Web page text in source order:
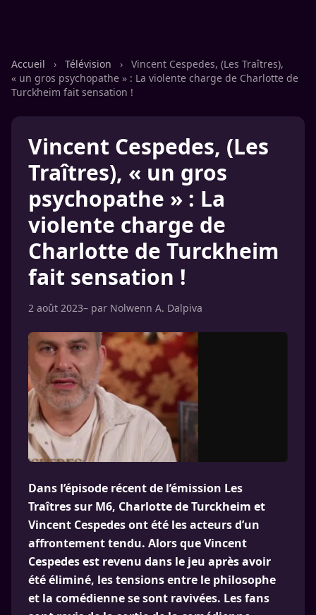
Accueil › Télévision ›
Vincent Cespedes, (Les Traîtres),
« un gros psychopathe » : La violente charge de Charlotte de
Turckheim fait sensation !
Vincent Cespedes, (Les
Traîtres), « un gros
psychopathe » : La
violente charge de
Charlotte de Turckheim
fait sensation !
2 août 2023– par Nolwenn A. Dalpiva
Dans l’épisode récent de l’émission Les
Traîtres sur M6, Charlotte de Turckheim et
Vincent Cespedes ont été les acteurs d’un
affrontement tendu. Alors que Vincent
Cespedes est revenu dans le jeu après avoir
été éliminé, les tensions entre le philosophe
et la comédienne se sont ravivées. Les fans